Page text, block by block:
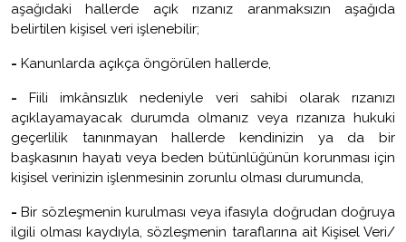
aşağıdaki hallerde açık rızanız aranmaksızın aşağıda
belirtilen kişisel veri işlenebilir;
- Kanunlarda açıkça öngörülen hallerde,
-
Fiili imkânsızlık nedeniyle veri sahibi olarak rızanızı
açıklayamayacak durumda olmanız veya rızanıza hukuki
geçerlilik tanınmayan hallerde kendinizin ya da bir
başkasının hayatı veya beden bütünlüğünün korunması için
kişisel verinizin işlenmesinin zorunlu olması durumunda,
- Bir sözleşmenin kurulması veya ifasıyla doğrudan doğruya
ilgili olması kaydıyla, sözleşmenin taraflarına ait Kişisel Veri/